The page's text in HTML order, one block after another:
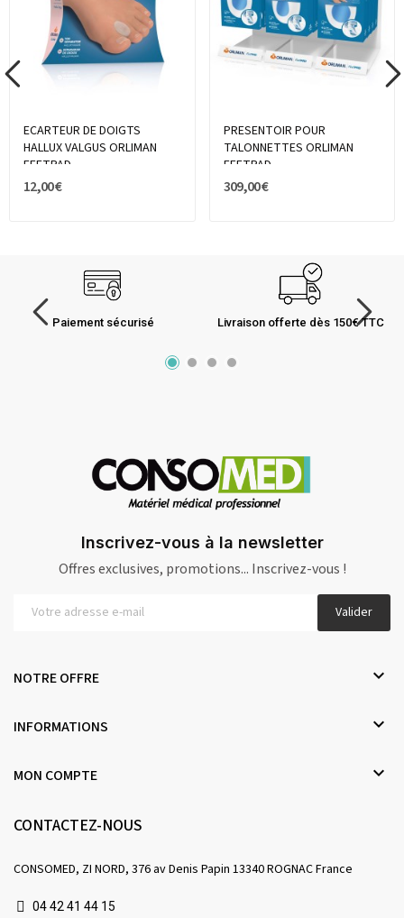
ECARTEUR DE DOIGTS
HALLUX VALGUS ORLIMAN
FEETPAD
12,00 €
PRESENTOIR POUR
TALONNETTES ORLIMAN
FEETPAD
309,00 €
Paiement sécurisé Livraison offerte dès 150€ TTC
Inscrivez-vous à la newsletter
Offres exclusives, promotions... Inscrivez-vous !
Valider
NOTRE OFFRE 
INFORMATIONS 
MON COMPTE 
CONTACTEZ-NOUS
CONSOMED, ZI NORD, 376 av Denis Papin 13340 ROGNAC France
04 42 41 44 15